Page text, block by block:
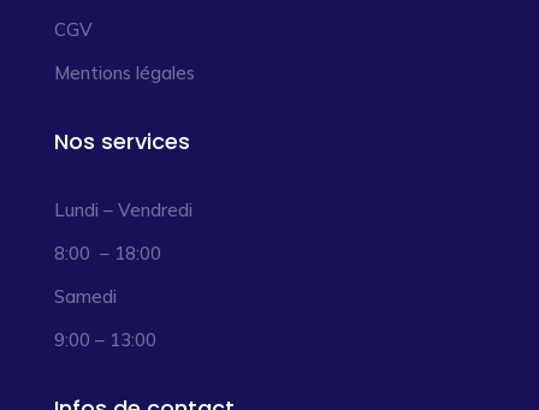
CGV
Mentions légales
Nos services
Lundi – Vendredi
8:00 – 18:00
Samedi
9:00 – 13:00